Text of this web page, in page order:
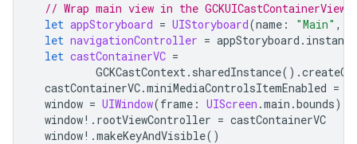
// Wrap main view in the
let appStoryboard = UIStoryboard(name : "Main" ,
let navigationController = appStoryboard .
let castContainerVC =
GCKCastContext. sharedInstance().
castContainerVC.miniMediaControlsItemEnabled =
window = UIWindow(frame : UIScreen .main .bounds)
window!. rootViewController = castContainerVC
window!.makeKeyAndVisible()